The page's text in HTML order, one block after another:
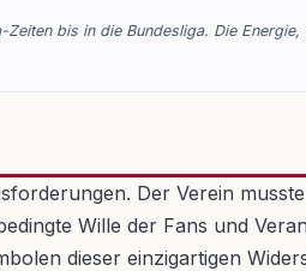
bis in die Bundesliga. Die
Der Verein
Wille der Fans und
dieser einzigartigen